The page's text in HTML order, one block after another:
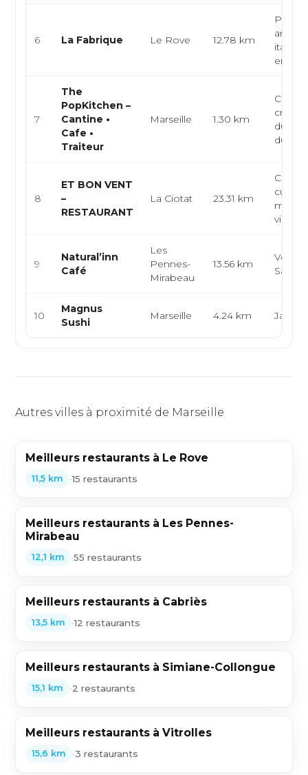
6 La Fabrique Le Rove 12.78 km
7
The
PopKitchen –
Cantine •
Cafe •
Traiteur
Marseille 1.30 km
Café-
du
du
8
ET BON VENT
–
RESTAURANT
La Ciotat 23.31 km
Cave
cuisine
vins
9
Natural’inn
Café
Les
Pennes-
Mirabeau
13.56 km
10
Magnus
Sushi
Marseille 4.24 km
Autres villes à proximité de Marseille
Meilleurs restaurants à Le Rove
11,5 km •15 restaurants
Meilleurs restaurants à Les Pennes-
Mirabeau
12,1 km •55 restaurants
Meilleurs restaurants à Cabriès
13,5 km •12 restaurants
Meilleurs restaurants à Simiane-Collongue
15,1 km •2 restaurants
Meilleurs restaurants à Vitrolles
15,6 km •3 restaurants